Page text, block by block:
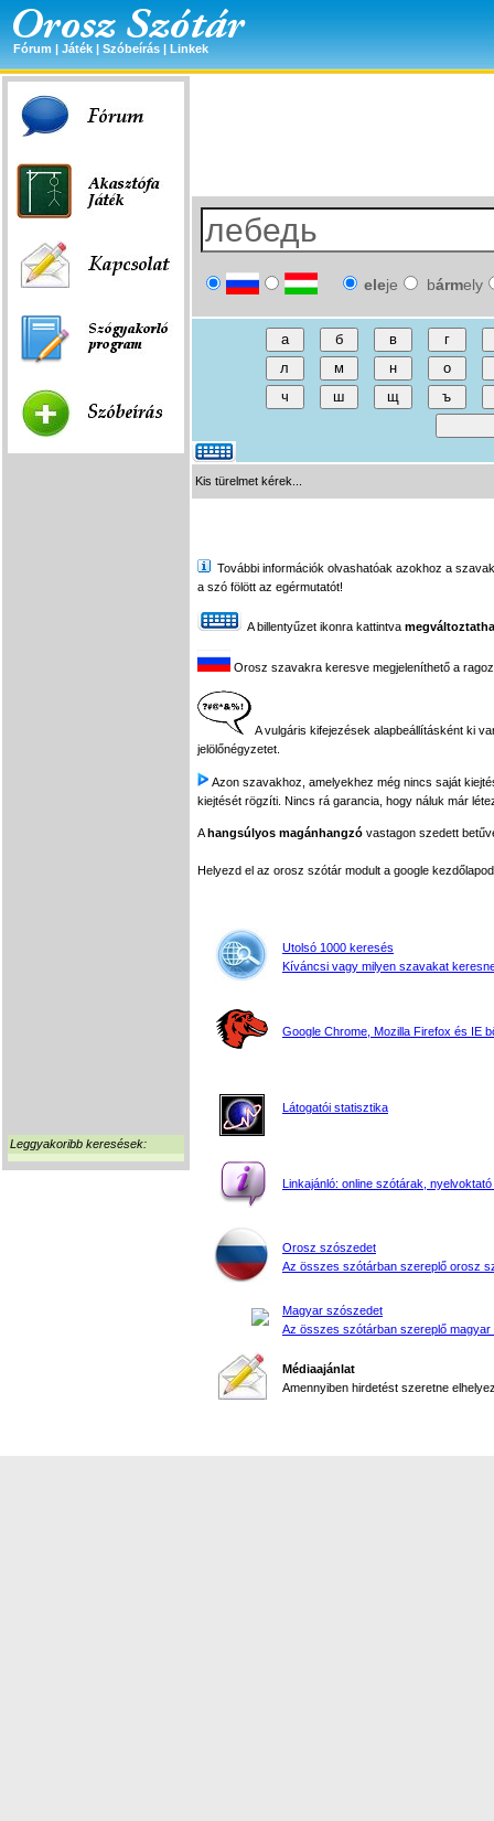
Fórum | Játék | Szóbeírás | Linkek
Leggyakoribb keresések:
eleje bármely
Kis türelmet kérek...
További információk olvashatóak azokhoz a
a szó fölött az egérmutatót!
A billentyűzet ikonra kattintva
Orosz szavakra keresve megjeleníthető a
A vulgáris kifejezések alapbeállításként ki
jelölőnégyzetet.
Azon szavakhoz, amelyekhez még nincs saját
kiejtését rögzíti. Nincs rá garancia, hogy náluk már
Ahangsúlyos magánhangzó vastagon szedett
Helyezd el az orosz szótár modult a google
Utolsó 1000 keresés
Kíváncsi vagy milyen szavakat
Google Chrome, Mozilla Firefox és IE
Látogatói statisztika
Linkajánló: online szótárak, nyelvoktató
Orosz szószedet
Az összes szótárban szereplő orosz
Magyar szószedet
Az összes szótárban szereplő magyar
Médiaajánlat
Amennyiben hirdetést szeretne